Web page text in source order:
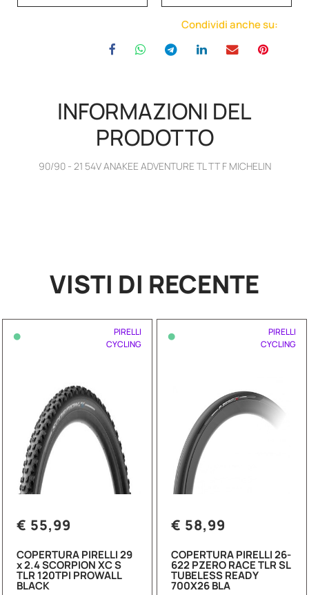
Condividi anche su:
INFORMAZIONI DEL
PRODOTTO
90/90 - 21 54V ANAKEE ADVENTURE TL TT F MICHELIN
VISTI DI RECENTE
•
PIRELLI
CYCLING
€ 55,99
COPERTURA PIRELLI 29
x 2.4 SCORPION XC S
TLR 120TPI PROWALL
BLACK
•
PIRELLI
CYCLING
€ 58,99
COPERTURA PIRELLI 26-
622 PZERO RACE TLR SL
TUBELESS READY
700X26 BLA